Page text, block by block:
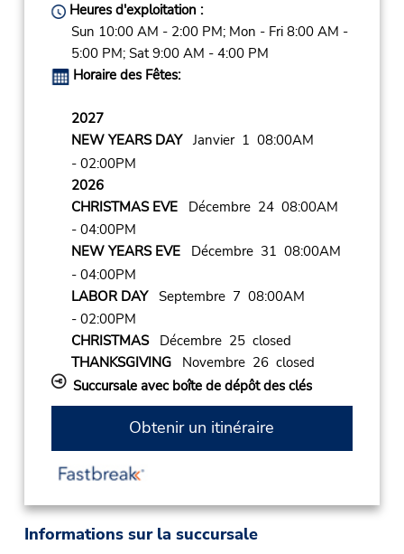
Heures d'exploitation :
Sun 10:00 AM - 2:00 PM; Mon - Fri 8:00 AM -
5:00 PM; Sat 9:00 AM - 4:00 PM
Horaire des Fêtes:
2027
NEW YEARS DAYJanvier 1 08:00AM
- 02:00PM
2026
CHRISTMAS EVEDécembre 24 08:00AM
- 04:00PM
NEW YEARS EVEDécembre 31 08:00AM
- 04:00PM
LABOR DAYSeptembre 7 08:00AM
- 02:00PM
CHRISTMASDécembre 25 closed
THANKSGIVINGNovembre 26 closed
Succursale avec boîte de dépôt des clés
Obtenir un itinéraire
Informations sur la succursale